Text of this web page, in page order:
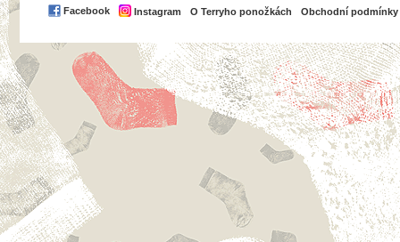
Facebook Instagram O Terryho ponožkách Obchodní podmínky
PayPal